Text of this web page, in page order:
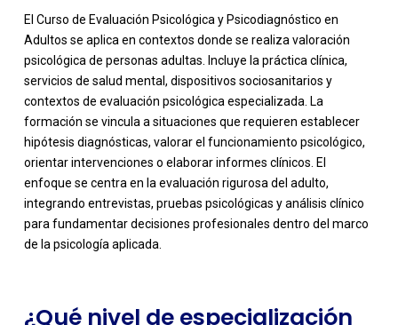
El Curso de Evaluación Psicológica y Psicodiagnóstico en
Adultos se aplica en contextos donde se realiza valoración
psicológica de personas adultas. Incluye la práctica clínica,
servicios de salud mental, dispositivos sociosanitarios y
contextos de evaluación psicológica especializada. La
formación se vincula a situaciones que requieren establecer
hipótesis diagnósticas, valorar el funcionamiento psicológico,
orientar intervenciones o elaborar informes clínicos. El
enfoque se centra en la evaluación rigurosa del adulto,
integrando entrevistas, pruebas psicológicas y análisis clínico
para fundamentar decisiones profesionales dentro del marco
de la psicología aplicada.
-
¿Qué nivel de especialización